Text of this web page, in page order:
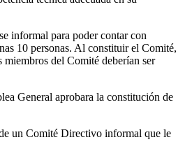
informal para poder contar con
10 personas. Al constituir el Comité,
del Comité deberían ser
General aprobara la constitución de
un Comité Directivo informal que le